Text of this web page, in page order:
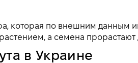
которая по внешним данным
а семена прорастают
в Украине